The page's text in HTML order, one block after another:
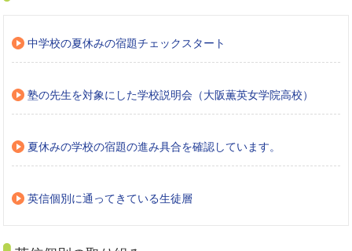
中学校の夏休みの宿題チェックスタート
塾の先生を対象にした学校説明会（大阪薫英女学院高校）
夏休みの学校の宿題の進み具合を確認しています。
英信個別に通ってきている生徒層